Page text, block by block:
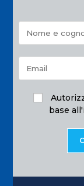
base all'